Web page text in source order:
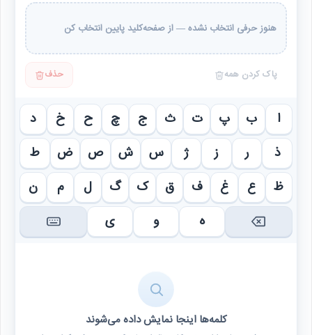
هنوز حرفی انتخاب نشده — از صفحه‌کلید پایین انتخاب کن
پاک کردن همه حذف
ا ب پ ت ث ج چ ح خ
د
ذ
ر ز ژ س ش ص ض
ط
ظ
ع غ ف ق ک گ ل م
ن
ه
و ی
کلمه‌ها اینجا نمایش داده می‌شوند